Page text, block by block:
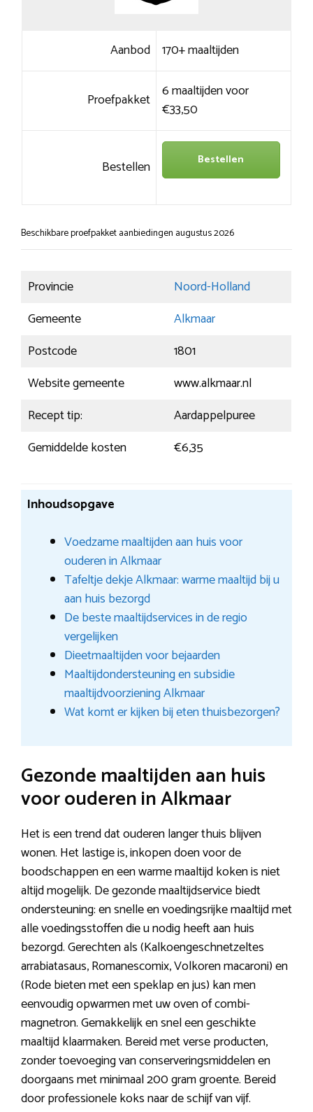
Aanbod 170+ maaltijden
Proefpakket 6 maaltijden voor
€33,50
Bestellen Bestellen
Beschikbare proefpakket aanbiedingen augustus 2026
Provincie
Noord-Holland
Gemeente
Alkmaar
Postcode
1801
Website gemeente
www.alkmaar.nl
Recept tip:
Aardappelpuree
Gemiddelde kosten
€6,35
Inhoudsopgave
Voedzame maaltijden aan huis voor
ouderen in Alkmaar
Tafeltje dekje Alkmaar: warme maaltijd bij u
aan huis bezorgd
De beste maaltijdservices in de regio
vergelijken
Dieetmaaltijden voor bejaarden
Maaltijdondersteuning en subsidie
maaltijdvoorziening Alkmaar
Wat komt er kijken bij eten thuisbezorgen?
Gezonde maaltijden aan huis
voor ouderen in Alkmaar
Het is een trend dat ouderen langer thuis blijven
wonen. Het lastige is, inkopen doen voor de
boodschappen en een warme maaltijd koken is niet
altijd mogelijk. De gezonde maaltijdservice biedt
ondersteuning: en snelle en voedingsrijke maaltijd met
alle voedingsstoffen die u nodig heeft aan huis
bezorgd. Gerechten als (Kalkoengeschnetzeltes
arrabiatasaus, Romanescomix, Volkoren macaroni) en
(Rode bieten met een speklap en jus) kan men
eenvoudig opwarmen met uw oven of combi-
magnetron. Gemakkelijk en snel een geschikte
maaltijd klaarmaken. Bereid met verse producten,
zonder toevoeging van conserveringsmiddelen en
doorgaans met minimaal 200 gram groente. Bereid
door professionele koks naar de schijf van vijf.